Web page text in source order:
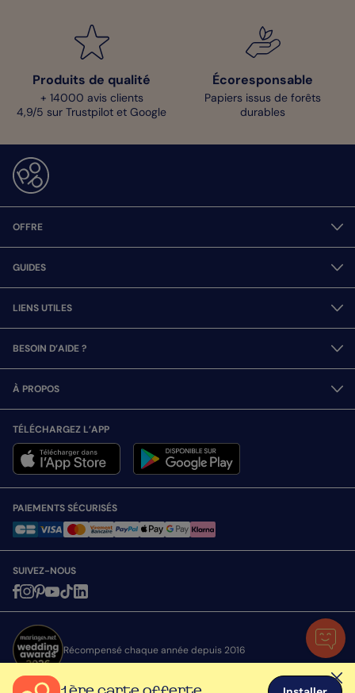
Produits de qualité
+ 14000 avis clients
4,9/5 sur Trustpilot et Google
Écoresponsable
Papiers issus de forêts
durables
OFFRE
GUIDES
LIENS UTILES
BESOIN D’AIDE ?
À PROPOS
TÉLÉCHARGEZ L’APP
PAIEMENTS SÉCURISÉS
SUIVEZ-NOUS
Récompensé chaque année depuis 2016